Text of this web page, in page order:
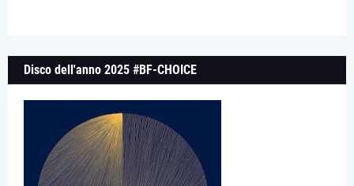
Disco dell'anno 2025 #BF-CHOICE